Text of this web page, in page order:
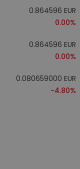
0.864596 EUR
0.00%
0.864596 EUR
0.00%
0.080659000 EUR
-4.80%